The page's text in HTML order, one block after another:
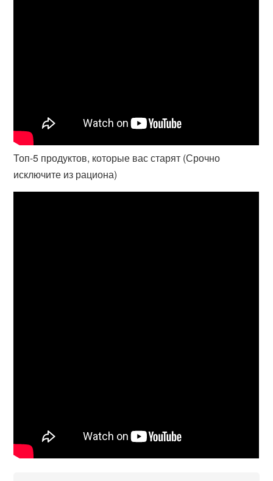
Топ-5 продуктов, которые вас старят (Срочно
исключите из рациона)